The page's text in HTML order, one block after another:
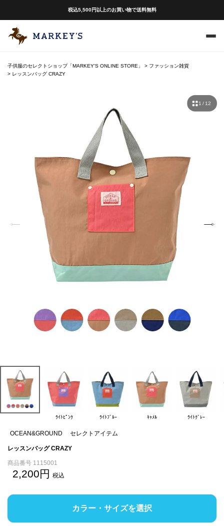
税込5,500円以上のお買い物で送料無料
子供服のセレクトショップ「MARKEY'S ONLINE STORE」
ファッション雑貨
レッスンバッグ CRAZY
ﾗｲﾄﾋﾟﾝｸ ﾗｲﾄﾌﾞﾙｰ ｷｬﾒﾙ ﾗｲﾄｸﾞﾚｰ
1 / 12
OCEAN&GROUND セレクトアイテム
レッスンバッグ CRAZY
商品番号 1115001
2,200 税込
カラー・サイズを選択